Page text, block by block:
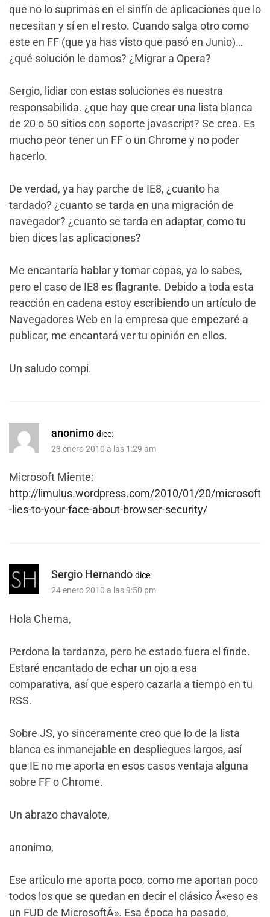
que no lo suprimas en el sinfín de aplicaciones que lo
necesitan y sí en el resto. Cuando salga otro como
este en FF (que ya has visto que pasó en Junio)…
¿qué solución le damos? ¿Migrar a Opera?
Sergio, lidiar con estas soluciones es nuestra
responsabilida. ¿que hay que crear una lista blanca
de 20 o 50 sitios con soporte javascript? Se crea. Es
mucho peor tener un FF o un Chrome y no poder
hacerlo.
De verdad, ya hay parche de IE8, ¿cuanto ha
tardado? ¿cuanto se tarda en una migración de
navegador? ¿cuanto se tarda en adaptar, como tu
bien dices las aplicaciones?
Me encantaría hablar y tomar copas, ya lo sabes,
pero el caso de IE8 es flagrante. Debido a toda esta
reacción en cadena estoy escribiendo un artículo de
Navegadores Web en la empresa que empezaré a
publicar, me encantará ver tu opinión en ellos.
Un saludo compi.
anonimo dice:
23 enero 2010 a las 1:29 am
Microsoft Miente:
http://limulus.wordpress.com/2010/01/20/microsoft
-lies-to-your-face-about-browser-security/
Sergio Hernando dice:
24 enero 2010 a las 9:50 pm
Hola Chema,
Perdona la tardanza, pero he estado fuera el finde.
Estaré encantado de echar un ojo a esa
comparativa, así que espero cazarla a tiempo en tu
RSS.
Sobre JS, yo sinceramente creo que lo de la lista
blanca es inmanejable en despliegues largos, así
que IE no me aporta en esos casos ventaja alguna
sobre FF o Chrome.
Un abrazo chavalote,
anonimo,
Ese articulo me aporta poco, como me aportan poco
todos los que se quedan en decir el clásico Â«eso es
un FUD de MicrosoftÂ». Esa época ha pasado,